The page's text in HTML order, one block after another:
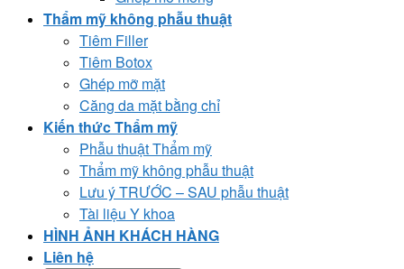
Thẩm mỹ không phẫu thuật
Tiêm Filler
Tiêm Botox
Ghép mỡ mặt
Căng da mặt bằng chỉ
Kiến thức Thẩm mỹ
Phẫu thuật Thẩm mỹ
Thẩm mỹ không phẫu thuật
Lưu ý TRƯỚC – SAU phẫu thuật
Tài liệu Y khoa
HÌNH ẢNH KHÁCH HÀNG
Liên hệ